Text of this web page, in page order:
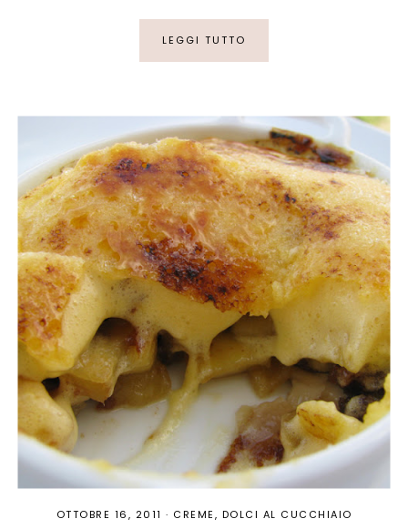
LEGGI TUTTO
OTTOBRE 16, 2011 · CREME DOLCI AL CUCCHIAIO